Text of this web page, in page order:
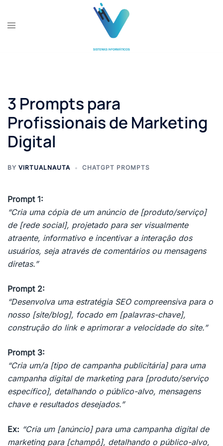
3 Prompts para
Profissionais de Marketing
Digital
BY VIRTUALNAUTA CHATGPT PROMPTS
Prompt 1:
“Cria uma cópia de um anúncio de [produto/serviço]
de [rede social], projetado para ser visualmente
atraente, informativo e incentivar a interação dos
usuários, seja através de comentários ou mensagens
diretas.”
Prompt 2:
“Desenvolva uma estratégia SEO compreensiva para o
nosso [site/blog], focado em [palavras-chave],
construção do link e aprimorar a velocidade do site.”
Prompt 3:
“Cria um/a [tipo de campanha publicitária] para uma
campanha digital de marketing para [produto/serviço
específico], detalhando o público-alvo, mensagens
chave e resultados desejados.”
Ex: “Cria um [anúncio] para uma campanha digital de
marketing para [champô], detalhando o público-alvo,